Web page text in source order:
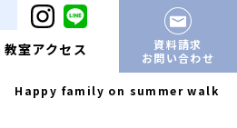
教室アクセス
資料請求
お問い合わせ
Happy family on summer walk